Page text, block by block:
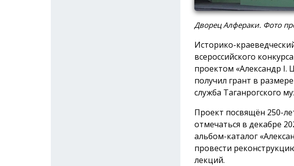
Дворец Алфераки. Фото
Историко-
всероссийского
проектом «Александр I.
получил грант в
служба Таганрогского
Проект посвящён 250-
отмечаться в декабре
альбом-каталог
провести
лекций.